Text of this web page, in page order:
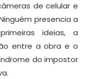
de celular e
presencia a
ideias, a
entre a obra e o
do impostor